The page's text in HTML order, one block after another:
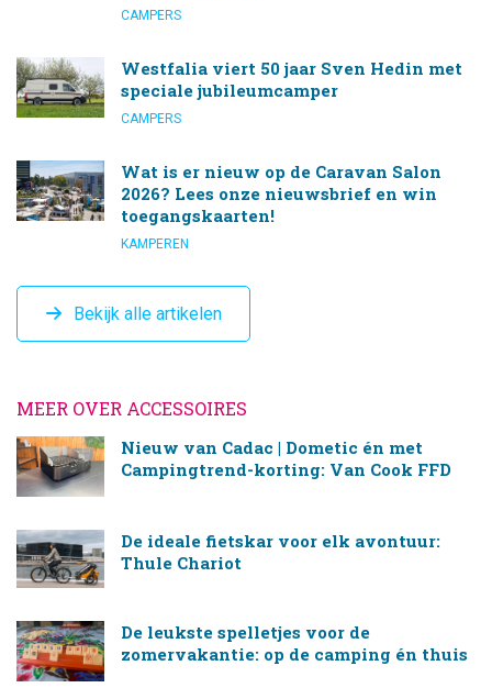
CAMPERS
Westfalia viert 50 jaar Sven Hedin met
speciale jubileumcamper
CAMPERS
Wat is er nieuw op de Caravan Salon
2026? Lees onze nieuwsbrief en win
toegangskaarten!
KAMPEREN
Bekijk alle artikelen
MEER OVER ACCESSOIRES
Nieuw van Cadac | Dometic én met
Campingtrend-korting: Van Cook FFD
De ideale fietskar voor elk avontuur:
Thule Chariot
De leukste spelletjes voor de
zomervakantie: op de camping én thuis